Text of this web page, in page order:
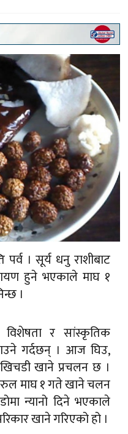
। सूर्य धनु राशीबाट
हुने भएकाले माघ १
।
र सांस्कृतिक
गर्दछन् । आज घिउ,
खाने प्रचलन छ ।
माघ १ गते खाने चलन
न्यानो दिने भएकाले
खाने गरिएको हो ।